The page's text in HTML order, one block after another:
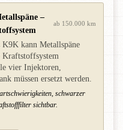
–
ab 150.000 km
kann Metallspäne
Kraftstoffsystem
vier Injektoren,
müssen ersetzt werden.
schwarzer
sichtbar.